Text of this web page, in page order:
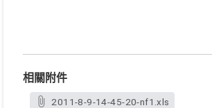
相關附件
2011-8-9-14-45-20-nf1.xls